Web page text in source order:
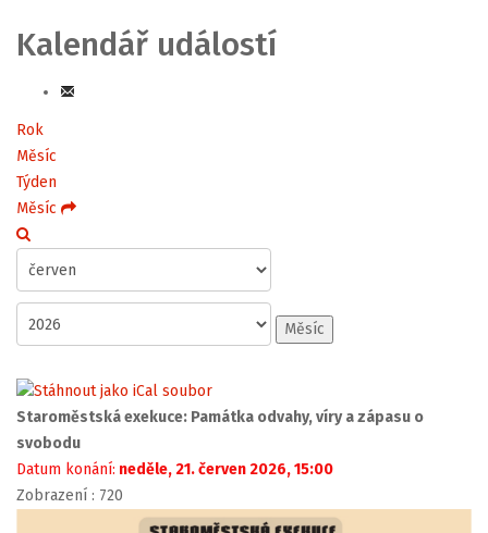
Kalendář událostí
Rok
Měsíc
Týden
Měsíc
Měsíc
Staroměstská exekuce: Památka odvahy, víry a zápasu o
svobodu
Datum konání: neděle, 21. červen 2026, 15:00
Zobrazení : 720